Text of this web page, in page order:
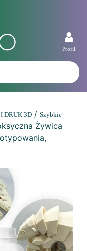
Profil
DRUK 3D / Szybkie
Żywica